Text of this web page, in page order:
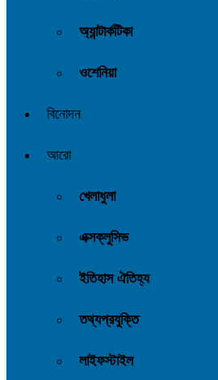
অ্যান্টার্কটিকা
ওশেনিয়া
বিনোদন
আরো
খেলাধুলা
এক্সক্লুসিভ
ইতিহাস ঐতিহ্য
তথ্যপ্রযুক্তি
লাইফস্টাইল